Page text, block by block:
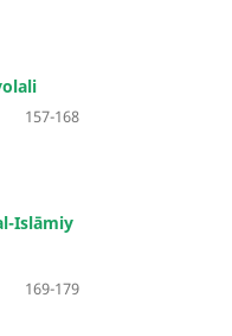
157-168
Islāmiy
169-179